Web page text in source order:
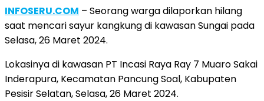
INFOSERU.COM – Seorang warga dilaporkan hilang
saat mencari sayur kangkung di kawasan Sungai pada
Selasa, 26 Maret 2024.
Lokasinya di kawasan PT Incasi Raya Ray 7 Muaro Sakai
Inderapura, Kecamatan Pancung Soal, Kabupaten
Pesisir Selatan, Selasa, 26 Maret 2024.